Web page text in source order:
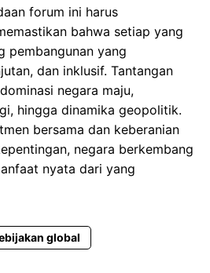
forum ini harus
bahwa setiap yang
pembangunan yang
dan inklusif. Tantangan
negara maju,
hingga dinamika geopolitik.
bersama dan keberanian
negara berkembang
nyata dari yang
global